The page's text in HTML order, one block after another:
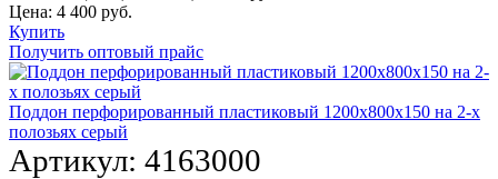
Цена: 4 400 руб.
Купить
Получить оптовый прайс
Поддон перфорированный пластиковый 1200х800х150 на 2-х
полозьях серый
Артикул: 4163000